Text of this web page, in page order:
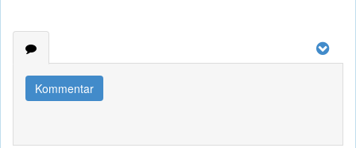
Kommentar